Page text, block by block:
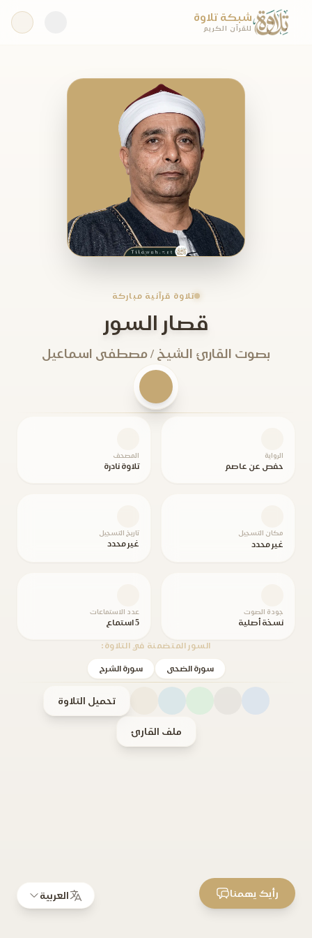
شبكة تلاوة
للقرآن الكريم
تلاوة قرآنية مباركة
قصار السور
بصوت القارئ الشيخ / مصطفى اسماعيل
الرواية
حفص عن عاصم
المصحف
تلاوة نادرة
مكان التسجيل
غير محدد
تاريخ التسجيل
غير محدد
جودة الصوت
نسخة أصلية
عدد الاستماعات
5 استماع
السور المتضمنة في التلاوة:
سورة الضحى سورة الشرح
تحميل التلاوة
ملف القارئ
العربية رأيك يهمنا